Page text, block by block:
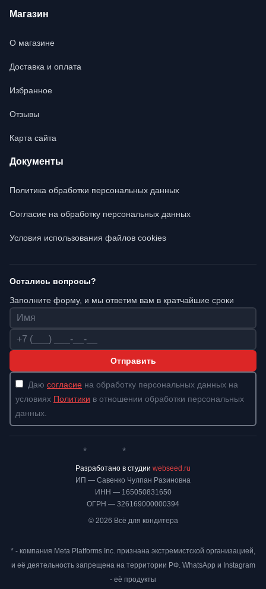
Магазин
О магазине
Доставка и оплата
Избранное
Отзывы
Карта сайта
Документы
Политика обработки персональных данных
Согласие на обработку персональных данных
Условия использования файлов cookies
Остались вопросы?
Заполните форму, и мы ответим вам в кратчайшие сроки
Имя
Телефон
Отправить
Даю согласие на обработку персональных данных на
условиях Политики в отношении обработки персональных
данных.
ИП — Савенко Чулпан Разиновна
ИНН — 165050831650
ОГРН — 326169000000394
© 2026 Всё для кондитера
* *
Разработано в студии webseed.ru
* - компания Meta Platforms Inc. признана экстремистской организацией,
и её деятельность запрещена на территории РФ. WhatsApp и Instagram
- её продукты